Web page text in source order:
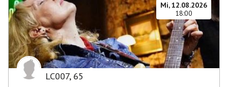
Mi, 12.08.2026
18:00
LC007, 65